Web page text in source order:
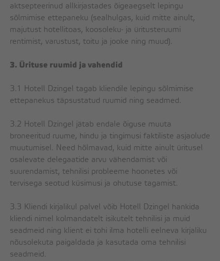
aktsepteerinud allkirjastades õigeaegselt lepingu
sõlmimise ettepaneku (sealhulgas, kuid mitte ainult,
majutust hotellitoas, koosoleku- ja üritusteruumi
rentimist, varustust, toitu ja jooke ning muud).
3. Ürituse ruumid ja vahendid
3.1 Hotell Dzingel tagab kliendile lepingu sõlmimise
ettepanekus täpsustatud ruumid ning seadmed.
3.2 Hotell Dzingel jätab endale õiguse muuta
broneeritud ruume, hindu ja tingimusi faktiliste asjaolude
muutumisel. Need hõlmavad, kuid mitte ainult üritusel
osalevate delegaatide arvu vähendamist või
suurendamist, tehnilisi probleeme hoonetes või
tervisega seotud küsimusi ja ohutuse tagamist.
3.3 Kliendi kirjalikul palvel võib Hotell Dzingel hankida
kliendi nimel kolmandatelt isikutelt tehnilisi ja muid
seadmeid ning klient ei tohi ilma hotelli eelneva kirjaliku
nõusolekuta paigaldada ja kasutada oma tehnilisi
seadmeid.